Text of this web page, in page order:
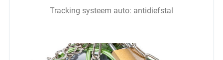
Tracking systeem auto: antidiefstal